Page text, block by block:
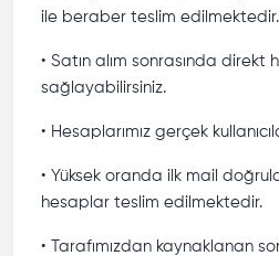
ile beraber teslim edilmektedir.
• Satın alım sonrasında direkt
sağlayabilirsiniz.
• Hesaplarımız gerçek
• Yüksek oranda ilk mail
hesaplar teslim edilmektedir.
• Tarafımızdan kaynaklanan